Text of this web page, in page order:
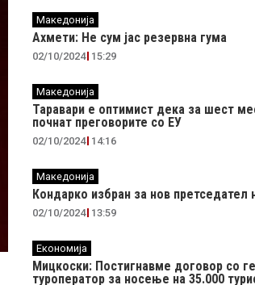
Македонија
Ахмети: Не сум јас резервна гума
02/10/2024 15:29
Македонија
Таравари e oптимист дека за шест
почнат преговорите со ЕУ
02/10/2024 14:16
Македонија
Кондарко избран за нов претседател
02/10/2024 13:59
Економија
Мицкоски: Постигнавме договор со
туроператор за носење на 35.000